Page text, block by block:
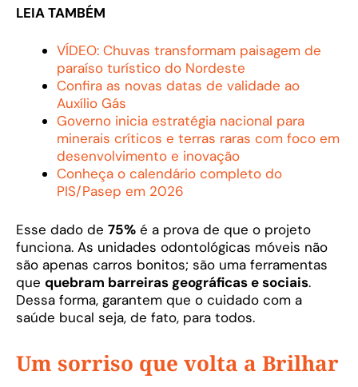
LEIA TAMBÉM
VÍDEO: Chuvas transformam paisagem de
paraíso turístico do Nordeste
Confira as novas datas de validade ao
Auxílio Gás
Governo inicia estratégia nacional para
minerais críticos e terras raras com foco em
desenvolvimento e inovação
Conheça o calendário completo do
PIS/Pasep em 2026
Esse dado de 75% é a prova de que o projeto
funciona. As unidades odontológicas móveis não
são apenas carros bonitos; são uma ferramentas
que quebram barreiras geográficas e sociais.
Dessa forma, garantem que o cuidado com a
saúde bucal seja, de fato, para todos.
Um sorriso que volta a Brilhar